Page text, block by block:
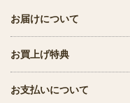
お届けについて
お買上げ特典
お支払いについて